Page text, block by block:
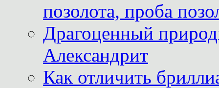
позолота, проба
Драгоценный
Александрит
Как отличить